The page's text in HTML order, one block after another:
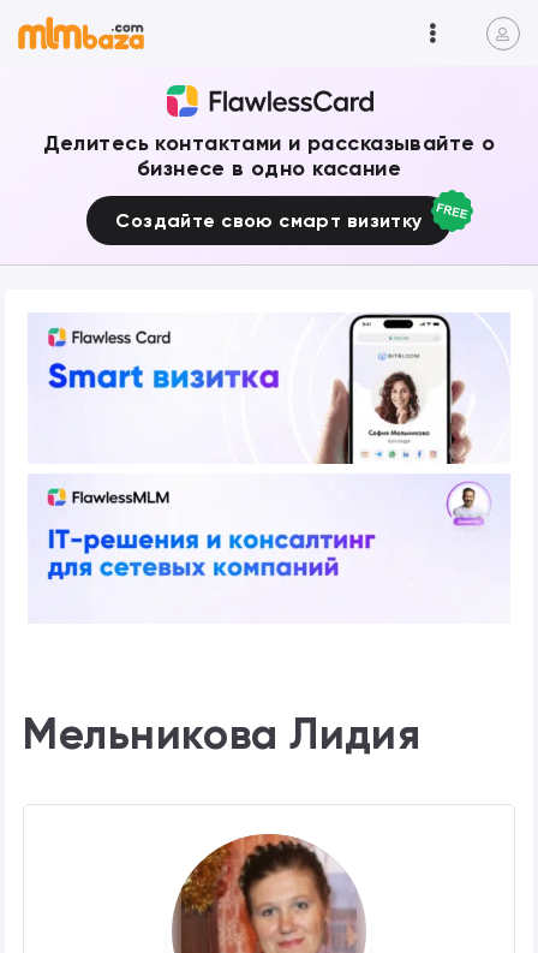
Делитесь контактами и рассказывайте о
бизнесе в одно касание
Создайте свою смарт визитку
Мельникова Лидия